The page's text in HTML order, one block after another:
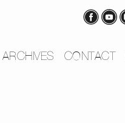
ARCHIVES CONTACT